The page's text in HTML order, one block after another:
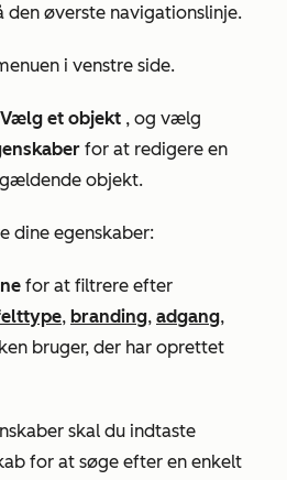
den øverste navigationslinje.
i venstre side.
Vælg et objekt , og vælg
for at redigere en
objekt.
dine egenskaber:
for at filtrere efter
, branding, adgang,
bruger, der har oprettet
skal du indtaste
for at søge efter en enkelt